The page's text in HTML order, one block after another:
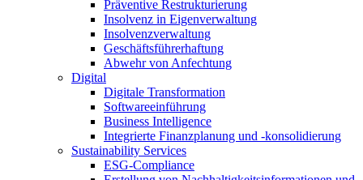
Präventive Restrukturierung
Insolvenz in Eigenverwaltung
Insolvenzverwaltung
Geschäftsführerhaftung
Abwehr von Anfechtung
Digital
Digitale Transformation
Softwareeinführung
Business Intelligence
Integrierte Finanzplanung und -konsolidierung
Sustainability Services
ESG-Compliance